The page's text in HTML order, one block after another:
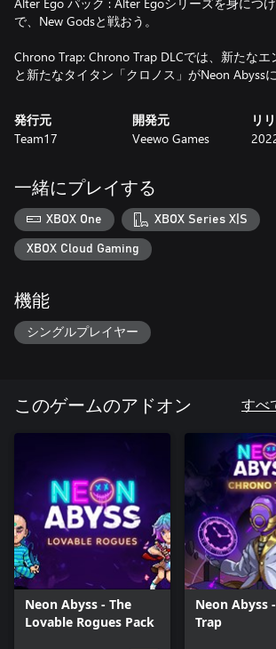
で、New Godsと戦おう。
Chrono Trap: Chrono Trap DLCでは、新たなエ
と新たなタイタン「クロノス」がNeon Abyssに
発行元
Team17
開発元
Veewo Games
リ
一緒にプレイする
XBOX One XBOX Series X|S
XBOX Cloud Gaming
機能
シングルプレイヤー
このゲームのアドオン すべ
Neon Abyss - The
Lovable Rogues Pack
Neon Abyss
Trap